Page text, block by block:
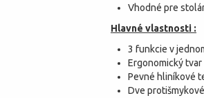
Vhodné pre
Hlavné vlastnosti :
3 funkcie v
Ergonomický
Pevné hliníkové
Dve